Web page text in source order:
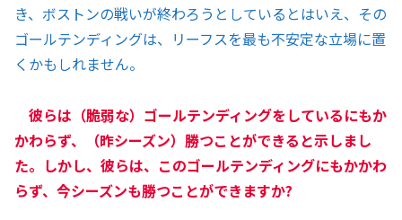
き、ボストンの戦いが終わろうとしているとはいえ、その
ゴールテンディングは、リーフスを最も不安定な立場に置
くかもしれません。
彼らは（脆弱な）ゴールテンディングをしているにもか
かわらず、（昨シーズン）勝つことができると示しまし
た。しかし、彼らは、このゴールテンディングにもかかわ
らず、今シーズンも勝つことができますか?